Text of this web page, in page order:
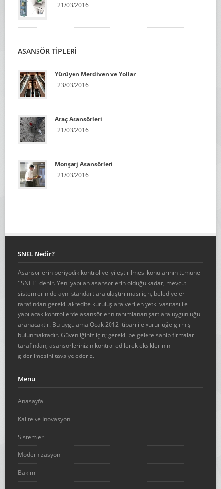
21/03/2016
ASANSÖR TİPLERİ
Yürüyen Merdiven ve Yollar
23/03/2016
Araç Asansörleri
21/03/2016
Monşarj Asansörleri
21/03/2016
SNEL Nedir?
Asansörlerin periyodik kontrol ve iyileştirilmesi konularının tümüne
''SNEL'' denir. Yeni yapılan asansörlerin olduğu kadar, mevcut
sistemlerin de aynı standartlara ulaştırılması için, belediyeler
tarafından gerekli akredite kuruluşlara verilen yetki vasıtası ile
yapılacak kontrollerde asansörlerin tanımlanan şartlara uygunluğu
aranacaktır. Bu uygulama Ocak 2012 itibarı ile yürürlüğe girmiş
bulunmaktadır. Güvenliğiniz için; gerekli belgelere sahip firmalar
tarafından, asansörlerinizin kontrol edilerek eksiklerinin
giderilmesini tavsiye ederiz.
Menü
Anasayfa
Kalite ve İnovasyon
Sistemler
Modernizasyon
Bakım